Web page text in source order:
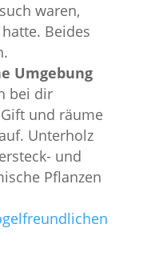
waren,
Beides
Umgebung
bei dir
und räume
Unterholz
und
Pflanzen